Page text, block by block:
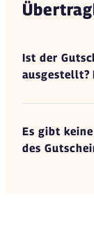
Ist der
ausgestellt?
Es gibt
des